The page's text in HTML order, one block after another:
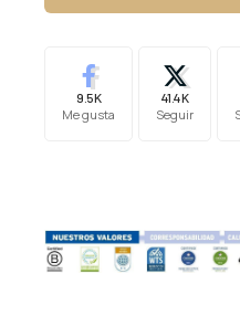
9.5K
Me gusta
41.4K
Seguir